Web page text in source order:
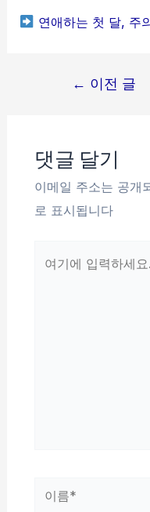
연애하는 첫 달, 주
← 이전 글
댓글 달기
이메일 주소는 공개
로 표시됩니다